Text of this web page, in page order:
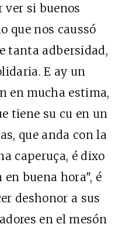
ver si buenos
que nos caussó
tanta adbersidad,
E ay un
en mucha estima,
tiene su cu en un
que anda con la
caperuça, é dixo
buena hora", é
deshonor a sus
en el mesón